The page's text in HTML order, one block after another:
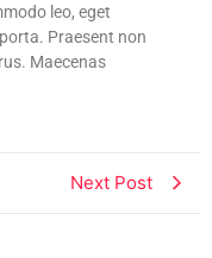
leo, eget
Praesent non
Maecenas
Next Post